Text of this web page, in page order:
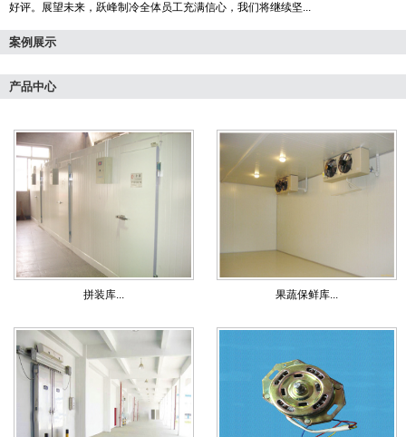
好评。展望未来，跃峰制冷全体员工充满信心，我们将继续坚...
案例展示
产品中心
拼装库... 果蔬保鲜库...